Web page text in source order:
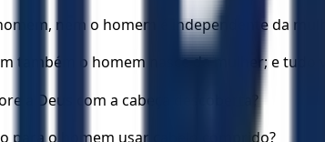
nem o homem é independente da
também o homem nasce da mulher; e tudo
a Deus com a cabeça descoberta?
para o homem usar cabelo comprido?